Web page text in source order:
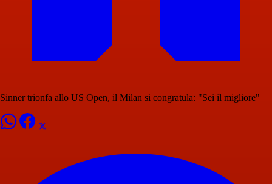
Sinner trionfa allo US Open, il Milan si congratula: "Sei il migliore"